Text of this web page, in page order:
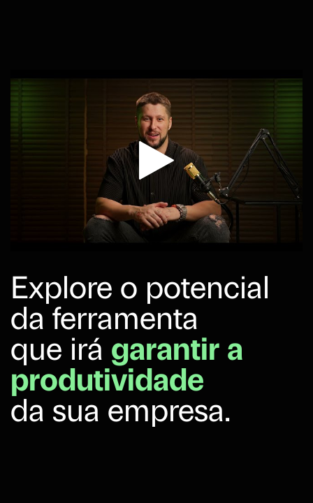
Explore o potencial
da ferramenta
que irá garantir a
produtividade
da sua empresa.